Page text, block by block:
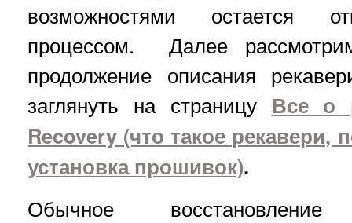
возможностями остается
процессом. Далее
продолжение описания
заглянуть на страницу Все о
Recovery (что такое рекавери,
установка прошивок).
Обычное восстановление